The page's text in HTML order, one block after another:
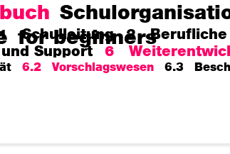
Schulleitung 2 Berufliche
Support 6
6.2 Vorschlagswesen 6.3
for beginners